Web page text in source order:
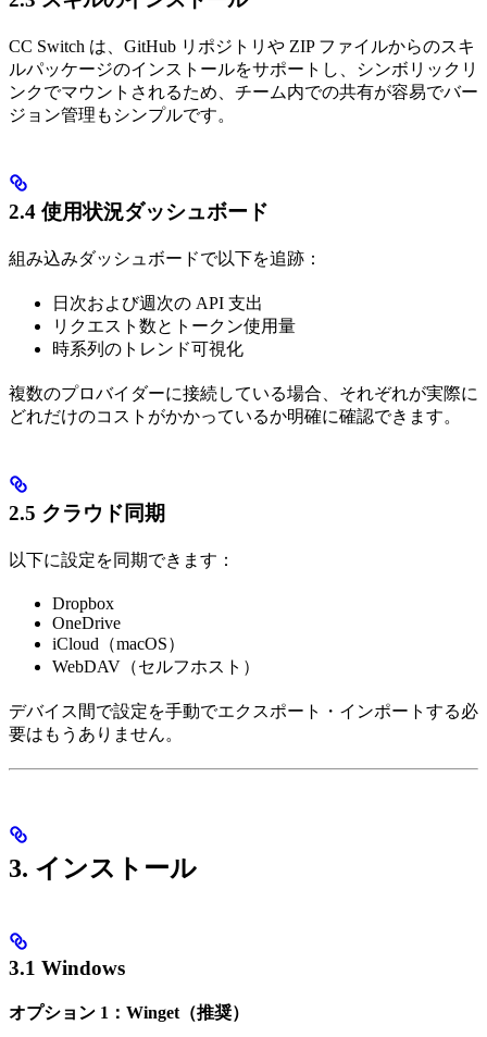
CC Switch は、GitHub リポジトリや ZIP ファイルからのスキ
ルパッケージのインストールをサポートし、シンボリックリ
ンクでマウントされるため、チーム内での共有が容易でバー
ジョン管理もシンプルです。
2.4 使用状況ダッシュボード
組み込みダッシュボードで以下を追跡：
日次および週次の API 支出
リクエスト数とトークン使用量
時系列のトレンド可視化
複数のプロバイダーに接続している場合、それぞれが実際に
どれだけのコストがかかっているか明確に確認できます。
2.5 クラウド同期
以下に設定を同期できます：
Dropbox
OneDrive
iCloud（macOS）
WebDAV（セルフホスト）
デバイス間で設定を手動でエクスポート・インポートする必
要はもうありません。
3. インストール
3.1 Windows
オプション 1：Winget（推奨）